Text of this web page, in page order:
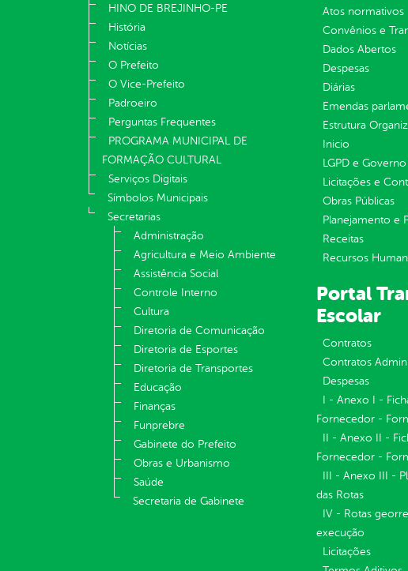
HINO DE BREJINHO-PE
História
Notícias
O Prefeito
O Vice-Prefeito
Padroeiro
Perguntas Frequentes
PROGRAMA MUNICIPAL DE
FORMAÇÃO CULTURAL
Serviços Digitais
Símbolos Municipais
Secretarias
Administração
Agricultura e Meio Ambiente
Assistência Social
Controle Interno
Cultura
Diretoria de Comunicação
Diretoria de Esportes
Diretoria de Transportes
Educação
Finanças
Funprebre
Gabinete do Prefeito
Obras e Urbanismo
Saúde
Secretaria de Gabinete
Atos normativos
Convênios e
Dados Abertos
Despesas
Diárias
Emendas
Estrutura
Inicio
LGPD e
Licitações e
Obras Públicas
Planejamento e
Receitas
Recursos
Portal
Escolar
Contratos
Contratos
Despesas
I - Anexo I -
Fornecedor -
II - Anexo II -
Fornecedor -
III - Anexo III -
das Rotas
IV - Rotas
execução
Licitações